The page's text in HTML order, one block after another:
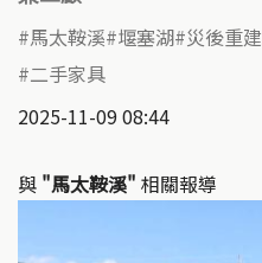
馬太鞍溪 堰塞湖 災後重建
二手家具
2025-11-09 08:44
與 "馬太鞍溪" 相關報導